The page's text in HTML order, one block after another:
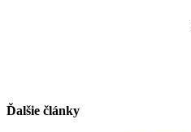
Ďalšie články